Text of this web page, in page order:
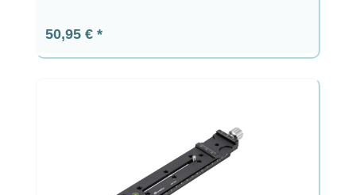
Prix régulier :
50,95 €